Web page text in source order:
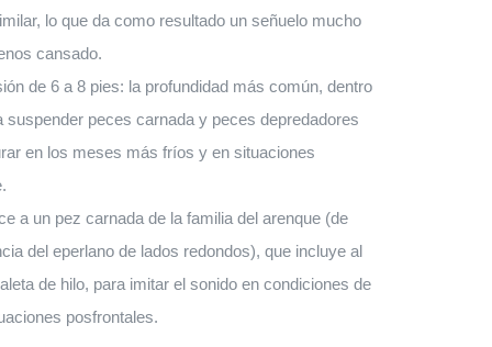
lo que da como resultado un señuelo mucho
cansado.
de 6 a 8 pies: la profundidad más común, dentro
suspender peces carnada y peces depredadores
en los meses más fríos y en situaciones
a un pez carnada de la familia del arenque (de
del eperlano de lados redondos), que incluye al
de hilo, para imitar el sonido en condiciones de
posfrontales.